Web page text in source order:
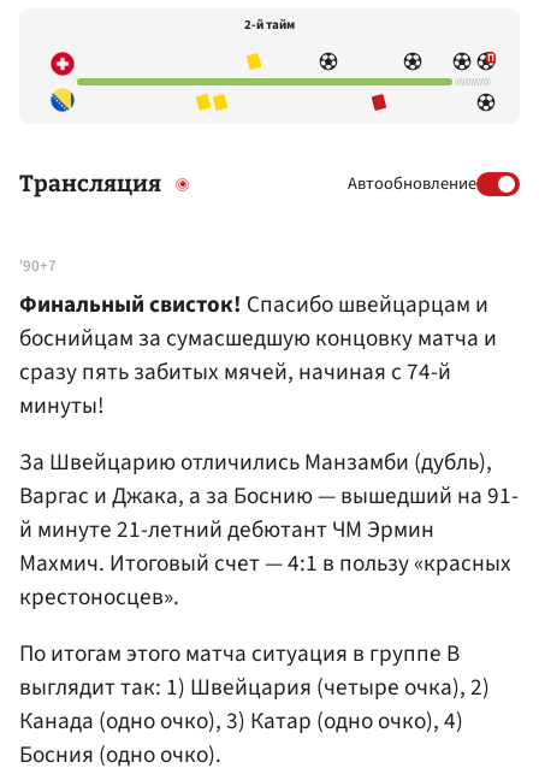
2-й тайм
Трансляция Автообновление
'90+7
Финальный свисток! Спасибо швейцарцам и
боснийцам за сумасшедшую концовку матча и
сразу пять забитых мячей, начиная с 74-й
минуты!
За Швейцарию отличились Манзамби (дубль),
Варгас и Джака, а за Боснию — вышедший на 91-
й минуте 21-летний дебютант ЧМ Эрмин
Махмич. Итоговый счет — 4:1 в пользу «красных
крестоносцев».
По итогам этого матча ситуация в группе B
выглядит так: 1) Швейцария (четыре очка), 2)
Канада (одно очко), 3) Катар (одно очко), 4)
Босния (одно очко).